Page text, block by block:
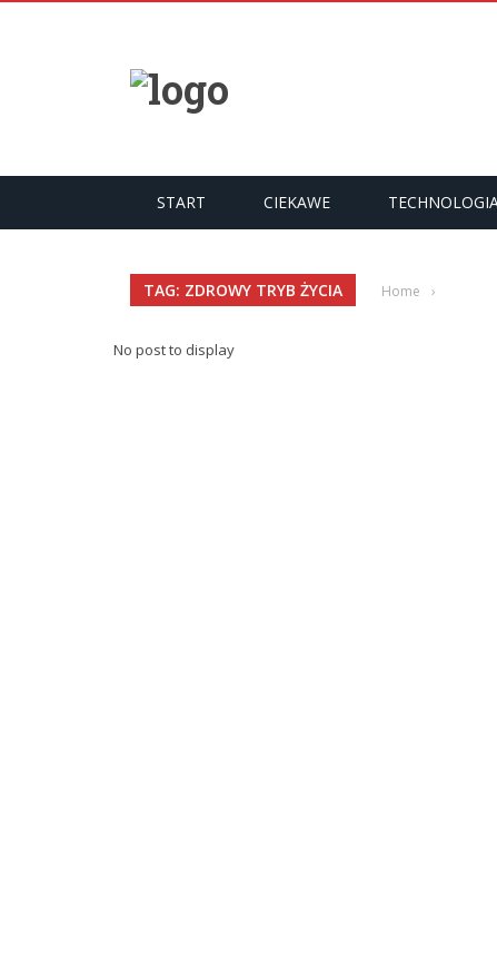
START CIEKAWE
TAG: ZDROWY TRYB ŻYCIA Home ›
No post to display